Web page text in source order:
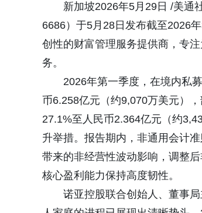
新加坡2026年5月29日 /美通
6686）于5月28日发布截至2026
创性的财富管理服务提供商，专
务。
2026年第一季度，在境内私
币6.258亿元（约9,070万美元）
27.1%至人民币2.364亿元（约
升举措。报告期内，非通用会计
带来的非经营性波动影响，调整
核心盈利能力保持高度韧性。
诺亚控股联合创始人、董事